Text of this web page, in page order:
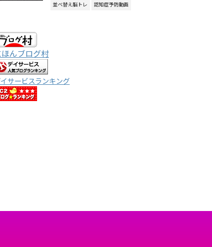
並べ替え脳トレ 認知症予防動画
ほんブログ村
サービスランキング